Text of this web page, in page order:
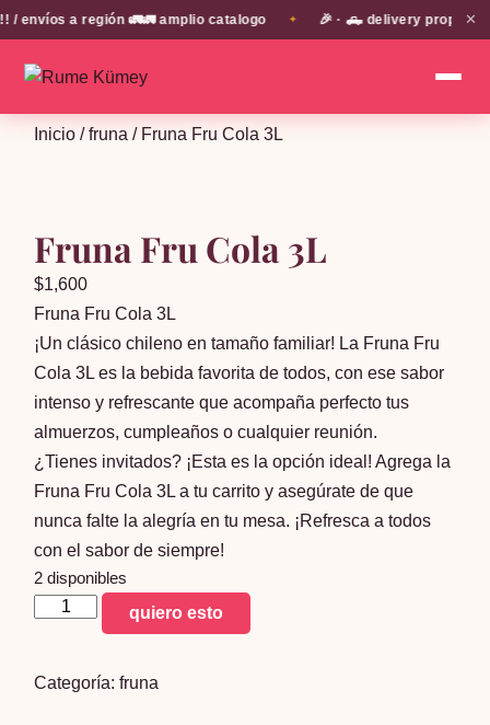
a región 🚛🚛 amplio catalogo 🎉 · 🛻 delivery propio en✕
Inicio /fruna / Fruna Fru Cola 3L
Fruna Fru Cola 3L
$1,600
Fruna Fru Cola 3L
¡Un clásico chileno en tamaño familiar! La Fruna Fru
Cola 3L es la bebida favorita de todos, con ese sabor
intenso y refrescante que acompaña perfecto tus
almuerzos, cumpleaños o cualquier reunión.
¿Tienes invitados? ¡Esta es la opción ideal! Agrega la
Fruna Fru Cola 3L a tu carrito y asegúrate de que
nunca falte la alegría en tu mesa. ¡Refresca a todos
con el sabor de siempre!
2 disponibles
Fruna
3L
quiero esto
Categoría:fruna